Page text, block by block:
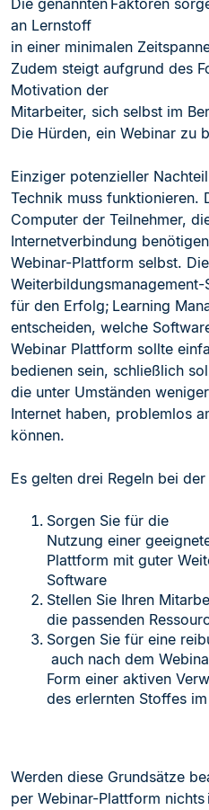
Die genannten Faktoren
an Lernstoff
in einer minimalen
Zudem steigt aufgrund des
Motivation der
Mitarbeiter, sich selbst im
Die Hürden, ein Webinar zu
Einziger potenzieller
Technik muss funktionieren.
Computer der Teilnehmer,
Internetverbindung
Webinar-Plattform selbst.
für den Erfolg; Learning
entscheiden, welche
Webinar Plattform sollte
bedienen sein, schließlich
die unter Umständen
Internet haben, problemlos
können.
Es gelten drei Regeln bei der
Sorgen Sie für die
Nutzung einer
Plattform mit guter
Software
Stellen Sie Ihren
die passenden
Sorgen Sie für eine
auch nach dem
Form einer aktiven
des erlernten Stoffes
Werden diese Grundsätze
per Webinar-Plattform nichts